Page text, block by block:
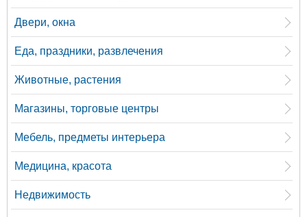
Двери, окна
Еда, праздники, развлечения
Животные, растения
Магазины, торговые центры
Мебель, предметы интерьера
Медицина, красота
Недвижимость